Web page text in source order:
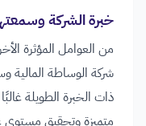
خبرة الشركة
من العوامل المؤثرة
شركة الوساطة المالية
ذات الخبرة الطويلة
متميزة وتحقيق